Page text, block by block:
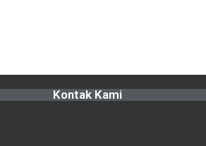
Kontak Kami